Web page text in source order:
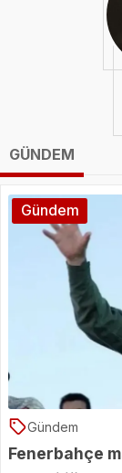
GÜNDEM
Gündem
Fenerbahçe
Gündem